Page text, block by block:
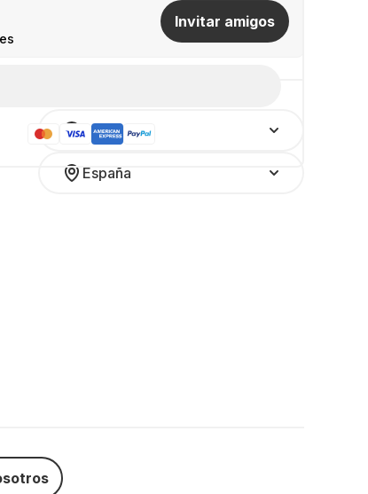
Invitar amigos
Español
España